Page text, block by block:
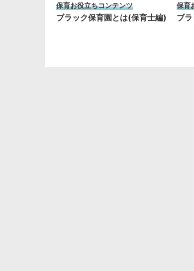
保育お役立ちコンテンツ
ブラック保育園とは(保育士編)
保育
ブ